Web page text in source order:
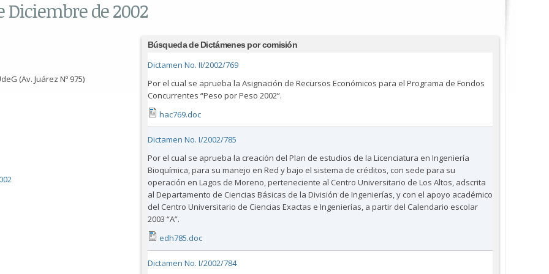
de 2002
(Av. Juárez Nº 975)
Búsqueda de Dictámenes por comisión
Dictamen No. II/2002/769
Por el cual se aprueba la Asignación de Recursos Económicos para el Programa de Fondos
Concurrentes “Peso por Peso 2002”.
hac769.doc
Dictamen No. I/2002/785
Por el cual se aprueba la creación del Plan de estudios de la Licenciatura en Ingeniería
Bioquímica, para su manejo en Red y bajo el sistema de créditos, con sede para su
operación en Lagos de Moreno, perteneciente al Centro Universitario de Los Altos, adscrita
al Departamento de Ciencias Básicas de la División de Ingenierías, y con el apoyo académico
del Centro Universitario de Ciencias Exactas e Ingenierías, a partir del Calendario escolar
2003 “A”.
edh785.doc
Dictamen No. I/2002/784